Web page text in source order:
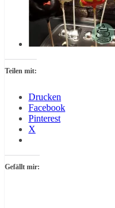
Teilen mit:
Drucken
Facebook
Pinterest
X
Gefällt mir: